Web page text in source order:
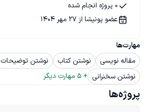
مهارت‌ها
مقاله نویسی
نوشتن کتاب نوشتن
نوشتن سخنرانی +
5 مهارت دیگر
0 پروژه انجام شده
عضو پونیشا از 27 مهر 1404
پروژه‌ها